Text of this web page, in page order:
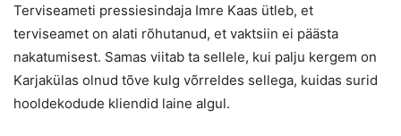
Terviseameti pressiesindaja Imre Kaas ütleb, et
terviseamet on alati rõhutanud, et vaktsiin ei päästa
nakatumisest. Samas viitab ta sellele, kui palju kergem on
Karjakülas olnud tõve kulg võrreldes sellega, kuidas surid
hooldekodude kliendid laine algul.